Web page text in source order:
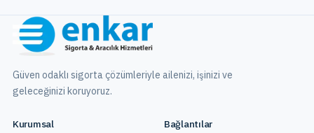
Güven odaklı sigorta çözümleriyle ailenizi, işinizi ve
geleceğinizi koruyoruz.
Kurumsal
Bağlantılar